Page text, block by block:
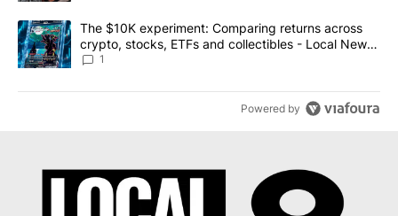
A trending article titled "The $10K experiment: Comparing
The $10K experiment: Comparing returns across
crypto, stocks, ETFs and collectibles - Local News
8
1
Powered by